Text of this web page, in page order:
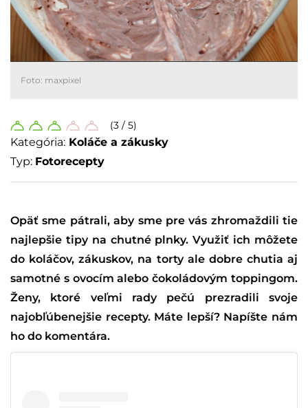
Foto: maxpixel
(3 / 5)
Kategória: Koláče a zákusky
Typ: Fotorecepty
Opäť sme pátrali, aby sme pre vás zhromaždili tie
najlepšie tipy na chutné plnky. Využiť ich môžete
do koláčov, zákuskov, na torty ale dobre chutia aj
samotné s ovocím alebo čokoládovým toppingom.
Ženy, ktoré veľmi rady pečú prezradili svoje
najobľúbenejšie recepty. Máte lepší? Napíšte nám
ho do komentára.